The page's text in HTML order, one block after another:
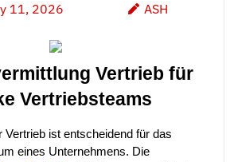
11, 2026 ASH
Vertrieb für
Vertriebsteams
Vertrieb ist entscheidend für das